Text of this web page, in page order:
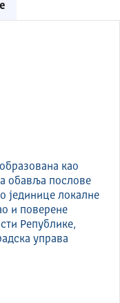
као
обавља послове
јединице локалне
и поверене
Републике,
управа